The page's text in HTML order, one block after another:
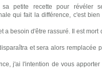
sa petite recette pour révéler
qui fait la différence, c'est bien
a besoin d'être rassuré. Il est mort
et sera alors remplacée
j'ai l'intention de vous apporter